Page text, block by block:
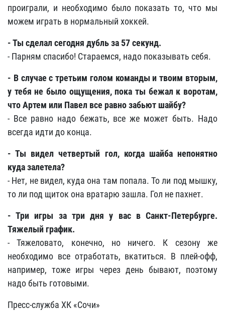
проиграли, и необходимо было показать то, что мы
можем играть в нормальный хоккей.
- Ты сделал сегодня дубль за 57 секунд.
- Парням спасибо! Стараемся, надо показывать себя.
- В случае с третьим голом команды и твоим вторым,
у тебя не было ощущения, пока ты бежал к воротам,
что Артем или Павел все равно забьют шайбу?
- Все равно надо бежать, все же может быть. Надо
всегда идти до конца.
- Ты видел четвертый гол, когда шайба непонятно
куда залетела?
- Нет, не видел, куда она там попала. То ли под мышку,
то ли под щиток она вратарю зашла. Гол не пахнет.
- Три игры за три дня у вас в Санкт-Петербурге.
Тяжелый график.
- Тяжеловато, конечно, но ничего. К сезону же
необходимо все отработать, вкатиться. В плей-офф,
например, тоже игры через день бывают, поэтому
надо быть готовыми.
Пресс-служба ХК «Сочи»